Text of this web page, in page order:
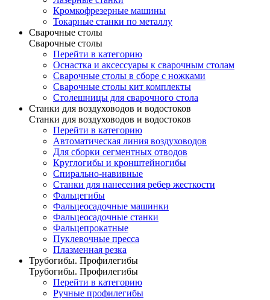
Кромкофрезерные машины
Токарные станки по металлу
Сварочные столы
Сварочные столы
Перейти в категорию
Оснастка и аксессуары к сварочным столам
Сварочные столы в сборе с ножками
Сварочные столы кит комплекты
Столешницы для сварочного стола
Станки для воздуховодов и водостоков
Станки для воздуховодов и водостоков
Перейти в категорию
Автоматическая линия воздуховодов
Для сборки сегментных отводов
Круглогибы и кронштейногибы
Спирально-навивные
Станки для нанесения ребер жесткости
Фальцегибы
Фальцеосадочные машинки
Фальцеосадочные станки
Фальцепрокатные
Пуклевочные пресса
Плазменная резка
Трубогибы. Профилегибы
Трубогибы. Профилегибы
Перейти в категорию
Ручные профилегибы